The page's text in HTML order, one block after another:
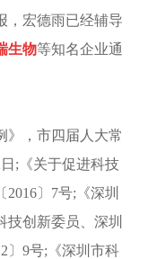
，宏德雨已经辅导
生物等知名企业通
》，市四届人大常
;《关于促进科技
〕7号;《深圳
技创新委员、深圳
〕9号;《深圳市科